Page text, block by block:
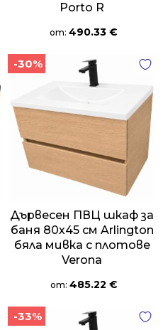
Porto R
от: 490.33 €
-30%
Дървесен ПВЦ шкаф за
баня 80х45 см Arlington
бяла мивка с плотове
Verona
от: 485.22 €
-33%